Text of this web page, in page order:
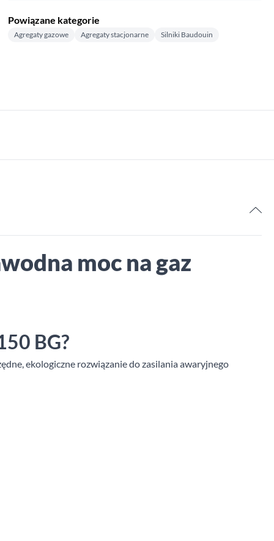
Powiązane kategorie
Agregaty gazowe Agregaty stacjonarne Silniki Baudouin
moc na gaz
BG?
ekologiczne rozwiązanie do zasilania awaryjnego